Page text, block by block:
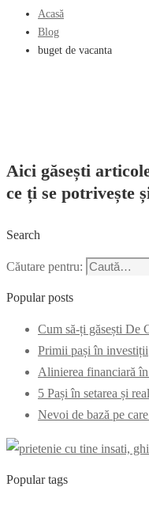
Acasă
Blog
buget de vacanta
Aici găsești
ce ți se potrivește
Search
Căutare pentru:
Popular posts
Cum să-ți găsești De
Primii pași în investiții
Alinierea financiară
5 Pași în setarea și
Nevoi de bază pe
Popular tags